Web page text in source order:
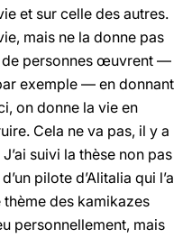
et sur celle des autres.
mais ne la donne pas
de personnes œuvrent —
exemple — en donnant
on donne la vie en
Cela ne va pas, il y a
suivi la thèse non pas
pilote d’Alitalia qui l’a
des kamikazes
personnellement, mais